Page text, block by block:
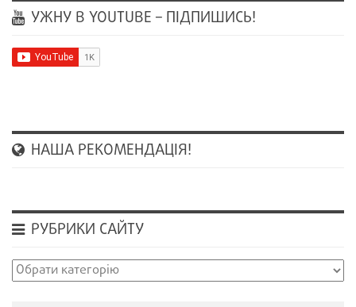
УЖНУ В YOUTUBE – ПІДПИШИСЬ!
НАША РЕКОМЕНДАЦІЯ!
РУБРИКИ САЙТУ
Рубрики